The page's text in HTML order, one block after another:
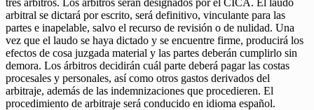
arbitral se dictará por escrito, será definitivo, vinculante para las
partes e inapelable, salvo el recurso de revisión o de nulidad. Una
vez que el laudo se haya dictado y se encuentre firme, producirá los
efectos de cosa juzgada material y las partes deberán cumplirlo sin
demora. Los árbitros decidirán cuál parte deberá pagar las costas
procesales y personales, así como otros gastos derivados del
arbitraje, además de las indemnizaciones que procedieren. El
procedimiento de arbitraje será conducido en idioma español.